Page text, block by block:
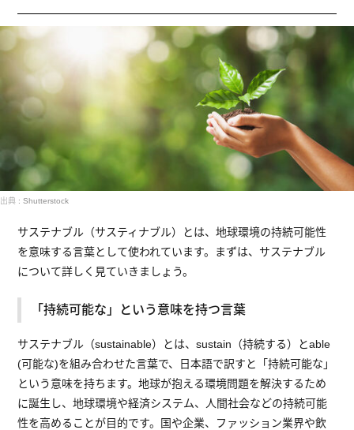
出典 : Shutterstock
サステナブル（サスティナブル）とは、地球環境の持続可能性
を意味する言葉として使われています。まずは、サステナブル
について詳しく見ていきましょう。
「持続可能な」という意味を持つ言葉
サステナブル（sustainable）とは、sustain（持続する）とable
(可能な)を組み合わせた言葉で、日本語で訳すと「持続可能な」
という意味を持ちます。地球が抱える環境問題を解決するため
に誕生し、地球環境や経済システム、人間社会などの持続可能
性を高めることが目的です。国や企業、ファッション業界や飲